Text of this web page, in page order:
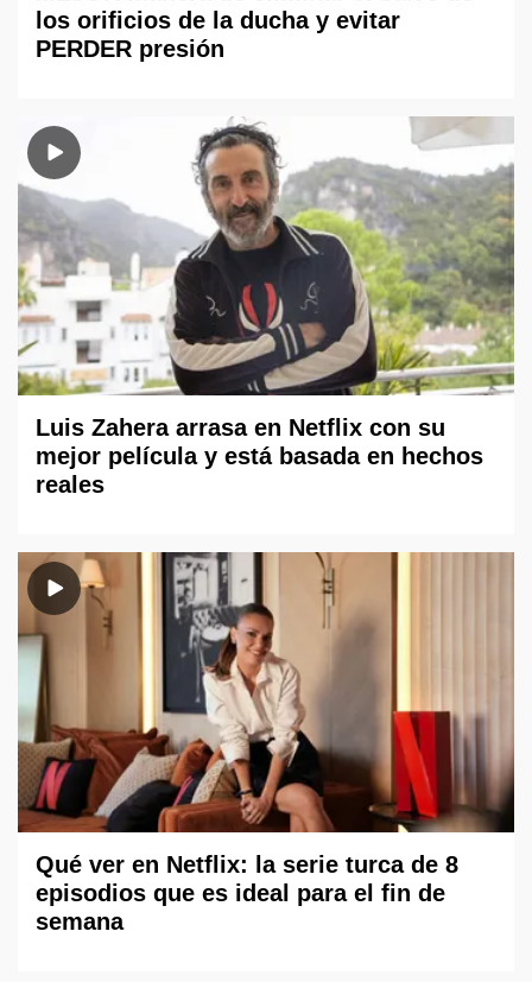
los orificios de la ducha y evitar
PERDER presión
Luis Zahera arrasa en Netflix con su
mejor película y está basada en hechos
reales
Qué ver en Netflix: la serie turca de 8
episodios que es ideal para el fin de
semana